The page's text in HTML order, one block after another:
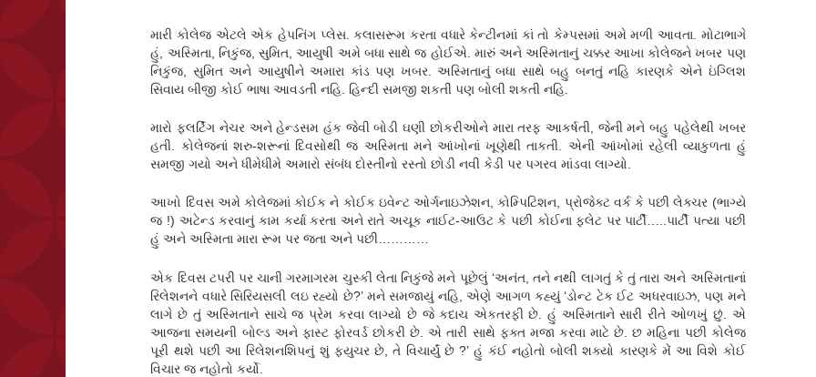
મારી કોલેજ એટલે એક હેપનિંગ પ્લેસ. કલાસરૂમ કરતા વધારે કેન્ટીનમાં કાં તો કેમ્પસમાં અમે મળી આવતા. મોટાભાગે
હું, અસ્મિતા, નિકુંજ, સુમિત, આયુષી અમે બધા સાથે જ હોઈએ. મારું અને અસ્મિતાનું ચક્કર આખા કોલેજને ખબર પણ
નિકુંજ, સુમિત અને આયુષીને અમારા કાંડ પણ ખબર. અસ્મિતાનું બધા સાથે બહુ બનતું નહિ કારણકે એને ઇંગ્લિશ
સિવાય બીજી કોઈ ભાષા આવડતી નહિ. હિન્દી સમજી શકતી પણ બોલી શકતી નહિ.
મારો ફ્લર્ટિંગ નેચર અને હેન્ડસમ હંક જેવી બોડી ઘણી છોકરીઓને મારા તરફ આકર્ષતી, જેની મને બહુ પહેલેથી ખબર
હતી. કોલેજનાં શરુ-શરૂનાં દિવસોથી જ અસ્મિતા મને આંખોનાં ખૂણેથી તાકતી. એની આંખોમાં રહેલી વ્યાકુળતા હું
સમજી ગયો અને ધીમેધીમે અમારો સંબંધ દોસ્તીનો રસ્તો છોડી નવી કેડી પર પગરવ માંડવા લાગ્યો.
આખો દિવસ અમે કોલેજમાં કોઈક ને કોઈક ઇવેન્ટ ઓર્ગનાઇઝેશન, કોમ્પિટિશન, પ્રોજેક્ટ વર્ક કે પછી લેક્ચર (ભાગ્યે
જ !) અટેન્ડ કરવાનું કામ કર્યા કરતા અને રાતે અચૂક નાઈટ-આઉટ કે પછી કોઈના ફ્લેટ પર પાર્ટી…..પાર્ટી પત્યા પછી
હું અને અસ્મિતા મારા રૂમ પર જતા અને પછી…………
એક દિવસ ટપરી પર ચાની ગરમાગરમ ચુસ્કી લેતા નિકુંજે મને પૂછેલું ‘અનંત, તને નથી લાગતું કે તું તારા અને અસ્મિતાનાં
રિલેશનને વધારે સિરિયસલી લઇ રહ્યો છે?’ મને સમજાયું નહિ, એણે આગળ કહ્યું ‘ડોન્ટ ટેક ઈટ અધરવાઇઝ, પણ મને
લાગે છે તું અસ્મિતાને સાચે જ પ્રેમ કરવા લાગ્યો છે જે કદાચ એકતરફી છે. હું અસ્મિતાને સારી રીતે ઓળખું છું. એ
આજના સમયની બોલ્ડ અને ફાસ્ટ ફોરવર્ડ છોકરી છે. એ તારી સાથે ફક્ત મજા કરવા માટે છે. છ મહિના પછી કોલેજ
પૂરી થશે પછી આ રિલેશનશિપનું શું ફ્યુચર છે, તે વિચાર્યું છે ?’ હું કંઈ નહોતો બોલી શક્યો કારણકે મેં આ વિશે કોઈ
વિચાર જ નહોતો કર્યો.